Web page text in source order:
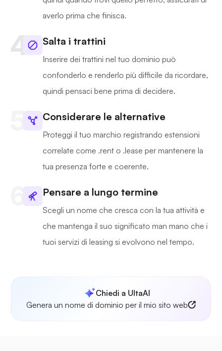
averlo prima che finisca.
Salta i trattini
Inserire dei trattini nel tuo dominio può
confonderlo e renderlo più difficile da ricordare,
quindi pensaci bene prima di decidere.
Considerare le alternative
Proteggi il tuo marchio registrando estensioni
correlate come .rent o .lease per mantenere la
tua presenza forte e coerente.
Pensare a lungo termine
Scegli un nome che cresca con la tua attività e
che mantenga il suo significato man mano che i
tuoi servizi di leasing si evolvono nel tempo.
Chiedi a UltaAI
Genera un nome di dominio per il mio sito web